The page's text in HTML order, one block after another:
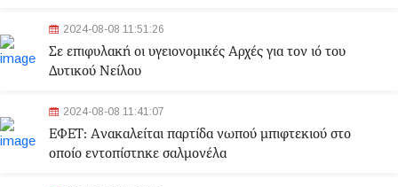
2024-08-08 11:51:26
Σε επιφυλακή οι υγειονομικές Αρχές για τον ιό του
Δυτικού Νείλου
2024-08-08 11:41:07
ΕΦΕΤ: Aνακαλείται παρτίδα νωπού μπιφτεκιού στο
οποίο εντοπίστηκε σαλμονέλα